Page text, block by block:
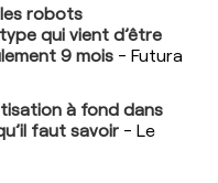
robots
qui vient d’être
9 mois - Futura
à fond dans
faut savoir - Le